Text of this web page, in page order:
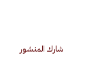
شارك المنشور